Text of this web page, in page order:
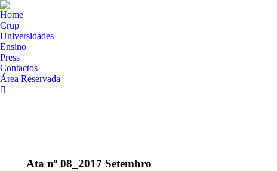
Home
Crup
Universidades
Ensino
Press
Contactos
Área Reservada
Search:
Ata nº 08_2017 Setembro